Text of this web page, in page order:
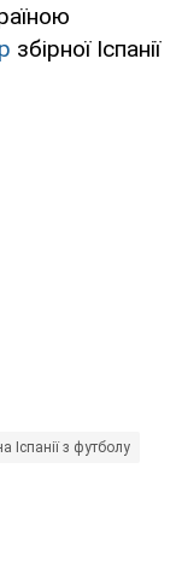
збірної Іспанії
Іспанії з футболу